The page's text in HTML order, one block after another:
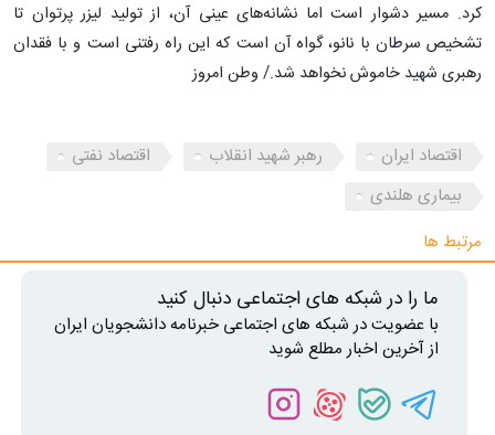
کرد. مسیر دشوار است اما نشانه‌های عینی آن، از تولید لیزر پرتوان تا
تشخیص سرطان با نانو، گواه آن است که این راه رفتنی است و با فقدان
رهبری شهید خاموش نخواهد شد./ وطن امروز
اقتصاد ایران رهبر شهید انقلاب
اقتصاد نفتی
بیماری هلندی
مرتبط ها
ما را در شبکه های اجتماعی دنبال کنید
با عضویت در شبکه های اجتماعی خبرنامه دانشجویان ایران
از آخرین اخبار مطلع شوید